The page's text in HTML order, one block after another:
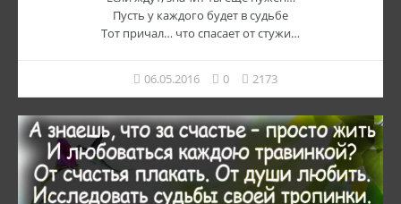
Пусть у каждого будет в судьбе
Тот причал… что спасает от стужи…
06.05.2016 0 2173